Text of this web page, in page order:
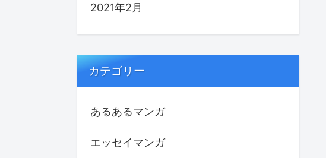
2021年2月
カテゴリー
あるあるマンガ
エッセイマンガ